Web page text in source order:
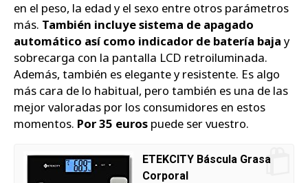
en el peso, la edad y el sexo entre otros parámetros
más. También incluye sistema de apagado
automático así como indicador de batería baja y
sobrecarga con la pantalla LCD retroiluminada.
Además, también es elegante y resistente. Es algo
más cara de lo habitual, pero también es una de las
mejor valoradas por los consumidores en estos
momentos. Por 35 euros puede ser vuestro.
ETEKCITY Báscula Grasa
Corporal